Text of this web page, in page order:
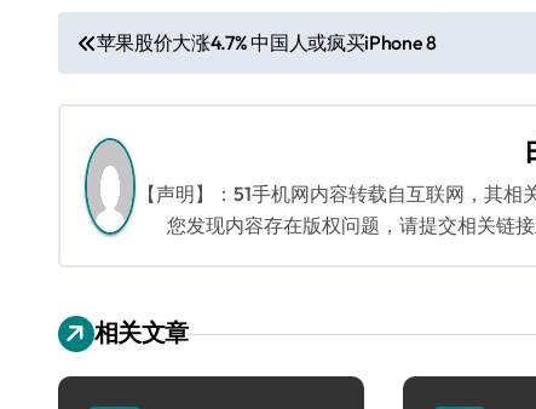
文
章
航
苹果股价大涨4.7% 中国人或疯买iPhone 8
【声明】：51手机网内容转载自互联网，其
您发现内容存在版权问题，请提交相关链
相关文章